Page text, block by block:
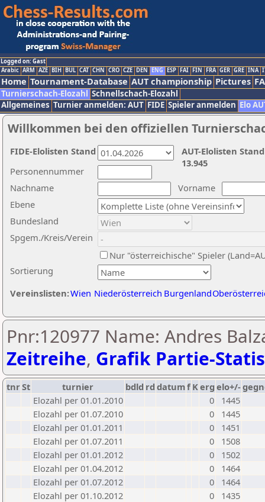
Logged on: Gast
Arabic ARM AZE BIH BUL CAT CHN CRO CZE DEN ENG ESP FAI FIN FRA GER GRE INA
Home Tournament-Database AUT championship Pictures
Turnierschach-Elozahl Schnellschach-Elozahl
Allgemeines Turnier anmelden: AUT FIDE Spieler anmelden Elo
Willkommen bei den offiziellen
Nachname
Vorname
Ebene
Sortierung
Personennummer
Bundesland
Spgem./Kreis/Verein
Nur "österreichische" Spieler
Vereinslisten:Wien Niederösterreich Burgenland
AUT-Elolisten
13.945
FIDE-Elolisten Stand
Pnr:120977 Name: Andres
Zeitreihe, Grafik Partie-
tnrSt turnier bdld rd datumf Kerg elo+/-
Elozahl per 01.01.2010
0
1445
Elozahl per 01.07.2010
0
1445
Elozahl per 01.01.2011
0
1451
Elozahl per 01.07.2011
0
1508
Elozahl per 01.01.2012
0
1502
Elozahl per 01.04.2012
0
1464
Elozahl per 01.07.2012
0
1464
Elozahl per 01.10.2012
0
1435